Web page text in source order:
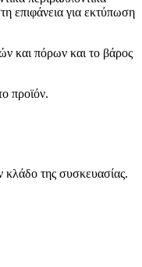
επιφάνεια για εκτύπωση
και πόρων και το βάρος
προϊόν.
κλάδο της συσκευασίας.